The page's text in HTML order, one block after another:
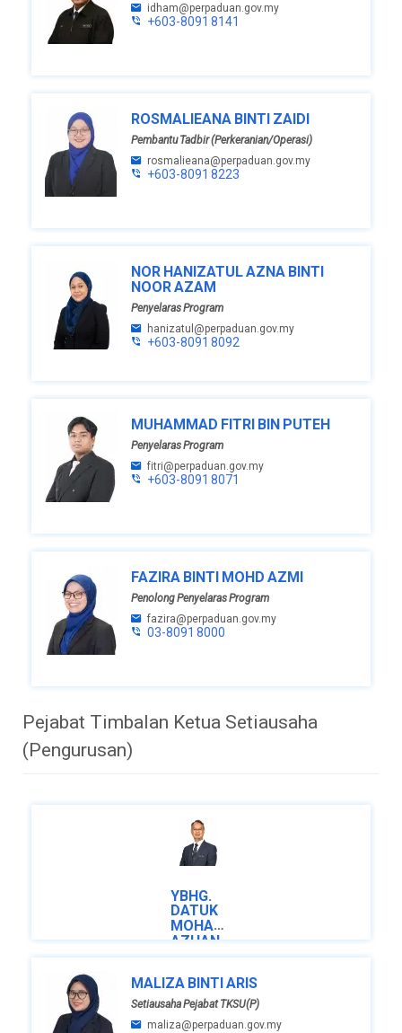
idham@perpaduan.gov.my
+603-8091 8141
ROSMALIEANA BINTI ZAIDI
Pembantu Tadbir (Perkeranian/Operasi)
rosmalieana@perpaduan.gov.my
+603-8091 8223
NOR HANIZATUL AZNA BINTI
NOOR AZAM
Penyelaras Program
hanizatul@perpaduan.gov.my
+603-8091 8092
MUHAMMAD FITRI BIN PUTEH
Penyelaras Program
fitri@perpaduan.gov.my
+603-8091 8071
FAZIRA BINTI MOHD AZMI
Penolong Penyelaras Program
fazira@perpaduan.gov.my
03-8091 8000
Pejabat Timbalan Ketua Setiausaha
(Pengurusan)
YBHG.
DATUK
MOHAMAD
AZHAN
BIN MD.
Timbalan
Ketua
MALIZA BINTI ARIS
Setiausaha Pejabat TKSU(P)
maliza@perpaduan.gov.my